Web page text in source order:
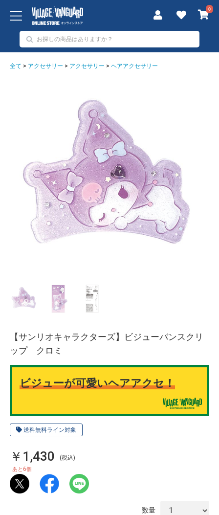
0
全て > アクセサリー > アクセサリー > ヘアアクセサリー
送料無料ライン対象
【サンリオキャラクターズ】ビジューバンスクリ
ップ クロミ
ビジューが可愛いヘアアクセ！
￥1,430 (税込)
あと 6個
数量